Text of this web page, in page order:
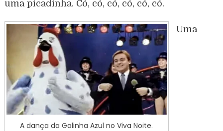
uma picadinha. Có, có, có, có, có, có.
A dança da Galinha Azul no Viva Noite.
Uma